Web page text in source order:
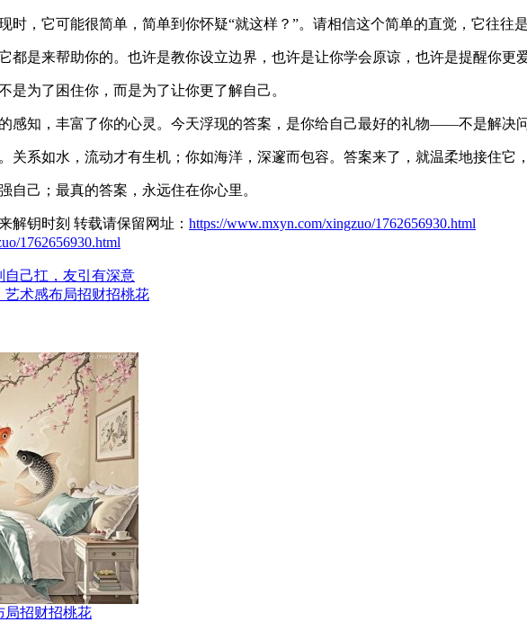
时，它可能很简单，简单到你怀疑“就这样？”。请相信这个简单的直觉，它往往是
都是来帮助你的。也许是教你设立边界，也许是让你学会原谅，也许是提醒你更
是为了困住你，而是为了让你更了解自己。
感知，丰富了你的心灵。今天浮现的答案，是你给自己最好的礼物——不是解决
关系如水，流动才有生机；你如海洋，深邃而包容。答案来了，就温柔地接住它
自己；最真的答案，永远住在你心里。
解钥时刻 转载请保留网址： https://www.mxyn.com/xingzuo/1762656930.html
1762656930.html
自己扛，友引有深意
术感布局招财招桃花
局招财招桃花